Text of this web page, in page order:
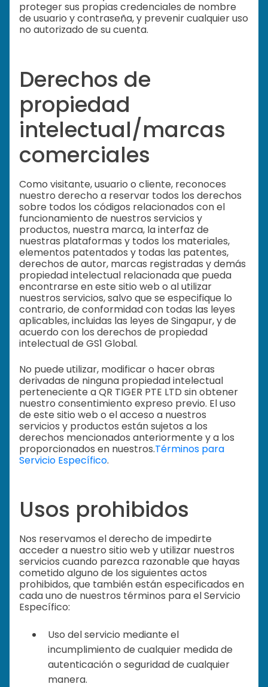
proteger sus propias credenciales de nombre
de usuario y contraseña, y prevenir cualquier uso
no autorizado de su cuenta.
Derechos de
propiedad
intelectual/marcas
comerciales
Como visitante, usuario o cliente, reconoces
nuestro derecho a reservar todos los derechos
sobre todos los códigos relacionados con el
funcionamiento de nuestros servicios y
productos, nuestra marca, la interfaz de
nuestras plataformas y todos los materiales,
elementos patentados y todas las patentes,
derechos de autor, marcas registradas y demás
propiedad intelectual relacionada que pueda
encontrarse en este sitio web o al utilizar
nuestros servicios, salvo que se especifique lo
contrario, de conformidad con todas las leyes
aplicables, incluidas las leyes de Singapur, y de
acuerdo con los derechos de propiedad
intelectual de GS1 Global.
No puede utilizar, modificar o hacer obras
derivadas de ninguna propiedad intelectual
perteneciente a QR TIGER PTE LTD sin obtener
nuestro consentimiento expreso previo. El uso
de este sitio web o el acceso a nuestros
servicios y productos están sujetos a los
derechos mencionados anteriormente y a los
proporcionados en nuestros.Términos para
Servicio Específico.
Usos prohibidos
Nos reservamos el derecho de impedirte
acceder a nuestro sitio web y utilizar nuestros
servicios cuando parezca razonable que hayas
cometido alguno de los siguientes actos
prohibidos, que también están especificados en
cada uno de nuestros términos para el Servicio
Específico:
Uso del servicio mediante el
incumplimiento de cualquier medida de
autenticación o seguridad de cualquier
manera.